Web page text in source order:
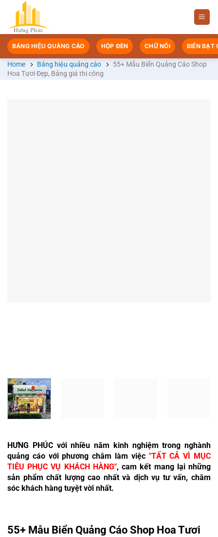
Chuyển
nội
dung
BẢNG HIỆU QUẢNG CÁO HỘP ĐÈN CHỮ NỔI BIỂN BẠT
Home Bảng hiệu quảng cáo
55+ Mẫu Biển Quảng Cáo Shop
Hoa Tươi Đẹp, Bảng giá thi công
HƯNG PHÚC với nhiều năm kinh nghiệm trong nghành
quảng cáo với phương châm làm việc "TẤT CẢ VÌ MỤC
TIÊU PHỤC VỤ KHÁCH HÀNG", cam kết mang lại những
sản phẩm chất lượng cao nhất và dịch vụ tư vấn, chăm
sóc khách hàng tuyệt vời nhất.
55+ Mẫu Biển Quảng Cáo Shop Hoa Tươi